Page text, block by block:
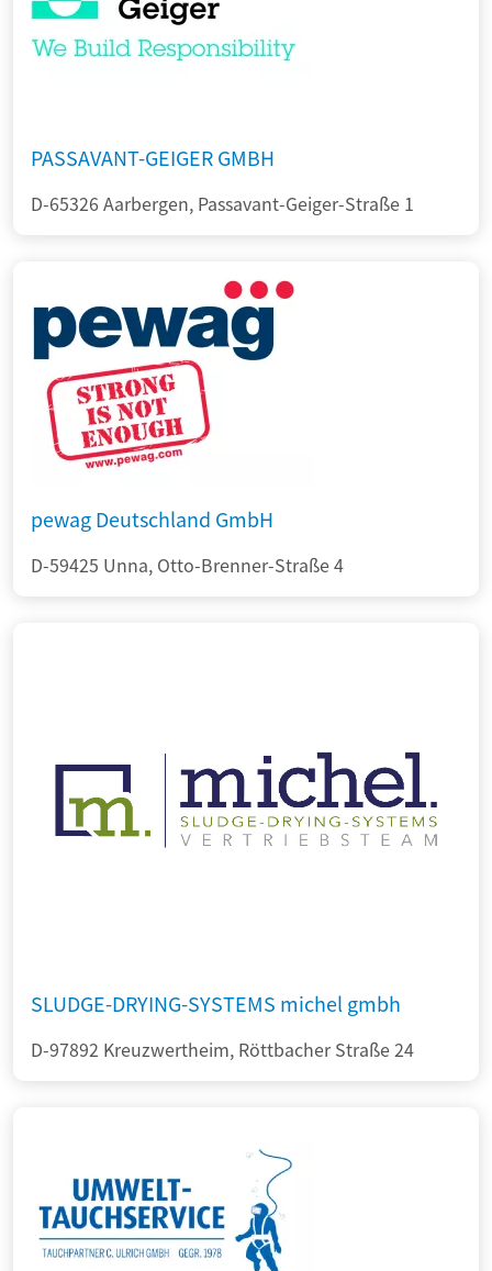
PASSAVANT-GEIGER GMBH
D-65326 Aarbergen, Passavant-Geiger-Straße 1
pewag Deutschland GmbH
D-59425 Unna, Otto-Brenner-Straße 4
SLUDGE-DRYING-SYSTEMS michel gmbh
D-97892 Kreuzwertheim, Röttbacher Straße 24